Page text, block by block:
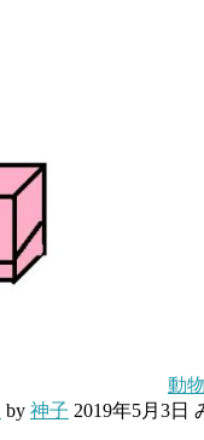
動
by 神子 2019年5月3日